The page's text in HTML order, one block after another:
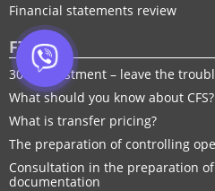
Financial statements review
FTP
30% adjustment – leave the
What should you know about CFS?
What is transfer pricing?
The preparation of controlling
Consultation in the preparation
documentation